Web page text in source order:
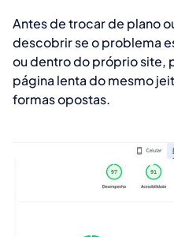
Antes de trocar de plano
descobrir se o problema
ou dentro do próprio site,
página lenta do mesmo
formas opostas.